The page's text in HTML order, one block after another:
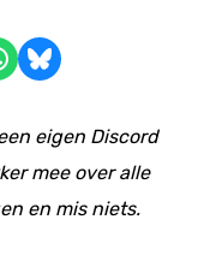
Share on Bluesky
eigen Discord
mee over alle
en mis niets.